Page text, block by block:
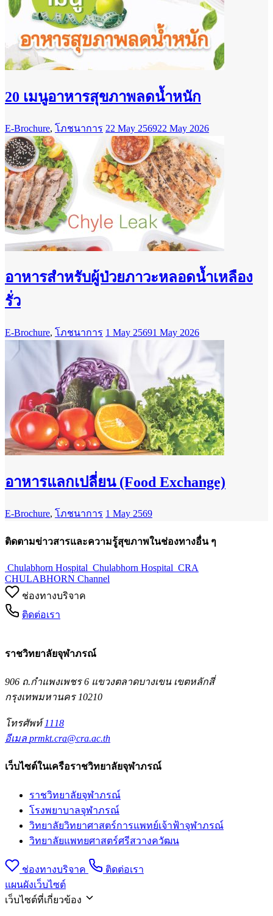
20 เมนูอาหารสุขภาพลดน้ำหนัก
E-Brochure, โภชนาการ 22 May 256922 May 2026
อาหารสำหรับผู้ป่วยภาวะหลอดน้ำเหลือง
รั่ว
E-Brochure, โภชนาการ 1 May 25691 May 2026
อาหารแลกเปลี่ยน (Food Exchange)
E-Brochure, โภชนาการ 1 May 2569
ติดตามข่าวสารและความรู้สุขภาพในช่องทางอื่น ๆ
Chulabhorn Hospital Chulabhorn Hospital CRA
CHULABHORN Channel
ช่องทางบริจาค
ติดต่อเรา
ราชวิทยาลัยจุฬาภรณ์
906 ถ.กำแพงเพชร 6 แขวงตลาดบางเขน เขตหลักสี่
กรุงเทพมหานคร 10210
โทรศัพท์ 1118
อีเมล prmkt.cra@cra.ac.th
เว็บไซต์ในเครือราชวิทยาลัยจุฬาภรณ์
ราชวิทยาลัยจุฬาภรณ์
โรงพยาบาลจุฬาภรณ์
วิทยาลัยวิทยาศาสตร์การแพทย์เจ้าฟ้าจุฬาภรณ์
วิทยาลัยแพทยศาสตร์ศรีสวางควัฒน
ช่องทางบริจาค
ติดต่อเรา
แผนผังเว็บไซต์
เว็บไซต์ที่เกี่ยวข้อง